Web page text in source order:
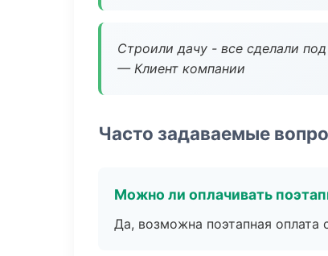
Строили дачу - все сделали
— Клиент компании
Часто задаваемые
Можно ли оплачивать
Да, возможна поэтапная оплата